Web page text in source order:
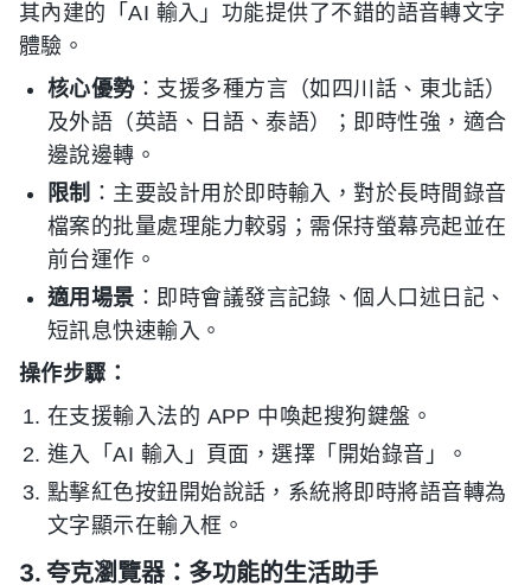
其內建的「AI 輸入」功能提供了不錯的語音轉文字
體驗。
核心優勢：支援多種方言（如四川話、東北話）
及外語（英語、日語、泰語）；即時性強，適合
邊說邊轉。
限制 ：主要設計用於即時輸入，對於長時間錄音
檔案的批量處理能力較弱；需保持螢幕亮起並在
前台運作。
適用場景 ：即時會議發言記錄、個人口述日記、
短訊息快速輸入。
操作步驟：
在支援輸入法的 APP 中喚起搜狗鍵盤。
進入「AI 輸入」頁面，選擇「開始錄音」。
點擊紅色按鈕開始說話，系統將即時將語音轉為
文字顯示在輸入框。
3. 夸克瀏覽器：多功能的生活助手